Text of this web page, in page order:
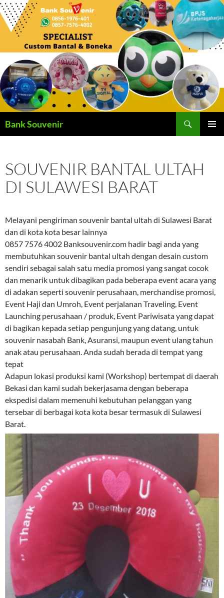
Langsung
ke
Bank Souvenir
SOUVENIR BANTAL ULTAH
DI SULAWESI BARAT
Melayani pengiriman souvenir bantal ultah di Sulawesi Barat
dan di kota kota besar lainnya
0857 7576 4002 Banksouvenir.com hadir bagi anda yang
membutuhkan souvenir bantal ultah dengan desain custom
sendiri sebagai salah satu media promosi yang sangat cocok
dan menarik untuk dibagikan pada beberapa event acara yang
di adakan seperti souvenir perusahaan, merchandise promosi,
Event Haji dan Umroh, Event perjalanan Traveling, Event
Launching perusahaan / produk, Event Pariwisata yang dapat
di bagikan kepada setiap pengunjung yang datang, untuk
souvenir nasabah Bank, Asuransi, maupun event ulang tahun
anak atau perusahaan. Anda sudah berada di tempat yang
tepat
Adapun lokasi produksi kami (Workshop) bertempat di daerah
Bekasi dan kami sudah bekerjasama dengan beberapa
ekspedisi dalam memenuhi kebutuhan pelanggan yang
tersebar di berbagai kota kota besar termasuk di Sulawesi
Barat.